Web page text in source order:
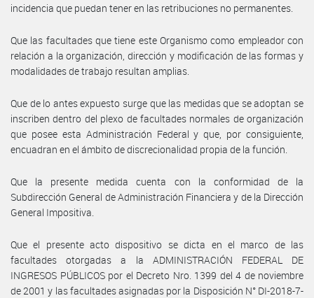
incidencia que puedan tener en las retribuciones no permanentes.
Que las facultades que tiene este Organismo como empleador con
relación a la organización, dirección y modificación de las formas y
modalidades de trabajo resultan amplias.
Que de lo antes expuesto surge que las medidas que se adoptan se
inscriben dentro del plexo de facultades normales de organización
que posee esta Administración Federal y que, por consiguiente,
encuadran en el ámbito de discrecionalidad propia de la función.
Que la presente medida cuenta con la conformidad de la
Subdirección General de Administración Financiera y de la Dirección
General Impositiva.
Que el presente acto dispositivo se dicta en el marco de las
facultades otorgadas a la ADMINISTRACIÓN FEDERAL DE
INGRESOS PÚBLICOS por el Decreto Nro. 1399 del 4 de noviembre
de 2001 y las facultades asignadas por la Disposición N° DI-2018-7-